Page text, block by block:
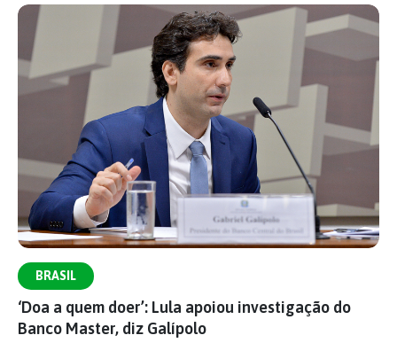
BRASIL
‘Doa a quem doer’: Lula apoiou investigação do
Banco Master, diz Galípolo